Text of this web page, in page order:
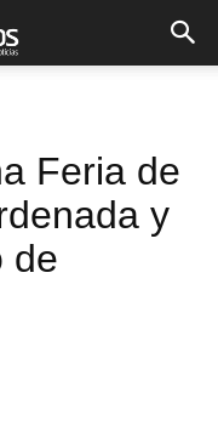
Feria de
y
de